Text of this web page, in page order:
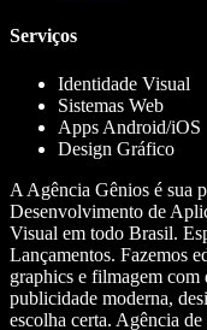
Serviços
Identidade Visual
Sistemas Web
Apps Android/iOS
Design Gráfico
A Agência Gênios é sua
Desenvolvimento de
Visual em todo Brasil.
Lançamentos. Fazemos
graphics e filmagem com
publicidade moderna,
escolha certa. Agência